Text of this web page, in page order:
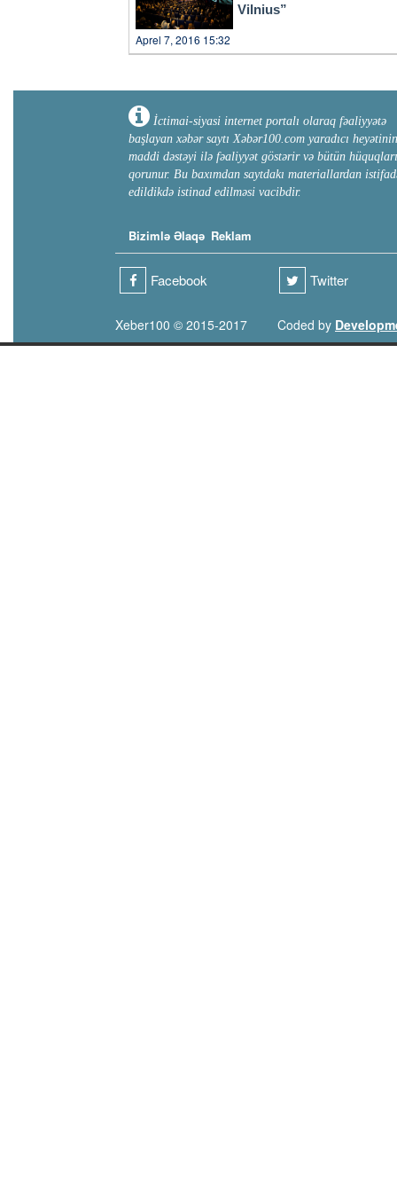
Vilnius”
Aprel 7, 2016 15:32
İctimai-siyasi internet portalı olaraq fəaliyyətə
başlayan xəbər saytı Xəbər100.com yaradıcı heyətinin
maddi dəstəyi ilə fəaliyyət göstərir və bütün hüquqları
qorunur. Bu baxımdan saytdakı materiallardan
edildikdə istinad edilməsi vacibdir.
Bizimlə Əlaqə Reklam
Facebook Twitter
Xeber100 © 2015-2017 Coded by